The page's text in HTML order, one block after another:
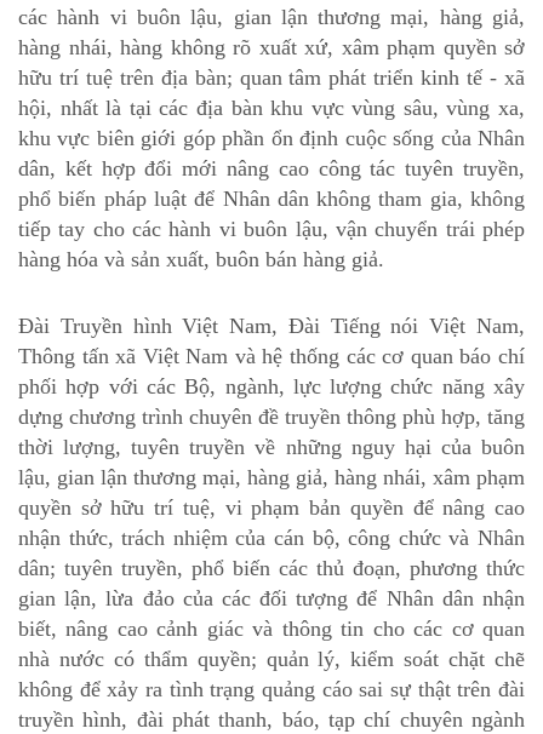
các hành vi buôn lậu, gian lận thương mại, hàng giả,
hàng nhái, hàng không rõ xuất xứ, xâm phạm quyền sở
hữu trí tuệ trên địa bàn; quan tâm phát triển kinh tế - xã
hội, nhất là tại các địa bàn khu vực vùng sâu, vùng xa,
khu vực biên giới góp phần ổn định cuộc sống của Nhân
dân, kết hợp đổi mới nâng cao công tác tuyên truyền,
phổ biến pháp luật để Nhân dân không tham gia, không
tiếp tay cho các hành vi buôn lậu, vận chuyển trái phép
hàng hóa và sản xuất, buôn bán hàng giả.
Đài Truyền hình Việt Nam, Đài Tiếng nói Việt Nam,
Thông tấn xã Việt Nam và hệ thống các cơ quan báo chí
phối hợp với các Bộ, ngành, lực lượng chức năng xây
dựng chương trình chuyên đề truyền thông phù hợp, tăng
thời lượng, tuyên truyền về những nguy hại của buôn
lậu, gian lận thương mại, hàng giả, hàng nhái, xâm phạm
quyền sở hữu trí tuệ, vi phạm bản quyền để nâng cao
nhận thức, trách nhiệm của cán bộ, công chức và Nhân
dân; tuyên truyền, phổ biến các thủ đoạn, phương thức
gian lận, lừa đảo của các đối tượng để Nhân dân nhận
biết, nâng cao cảnh giác và thông tin cho các cơ quan
nhà nước có thẩm quyền; quản lý, kiểm soát chặt chẽ
không để xảy ra tình trạng quảng cáo sai sự thật trên đài
truyền hình, đài phát thanh, báo, tạp chí chuyên ngành